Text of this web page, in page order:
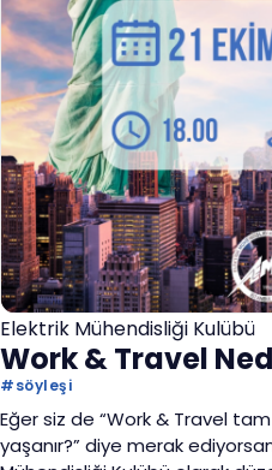
Elektrik Mühendisliği Kulübü
Work & Travel
#söyleşi
Eğer siz de “Work & Travel tam
yaşanır?” diye merak